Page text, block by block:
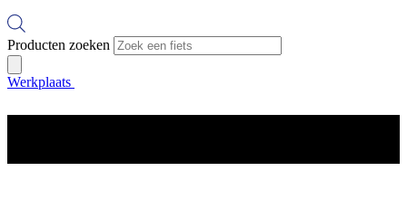
Producten zoeken
Werkplaats